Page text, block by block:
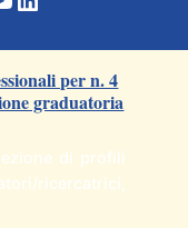
per n. 4
graduatoria
di profili
ricercatrici,